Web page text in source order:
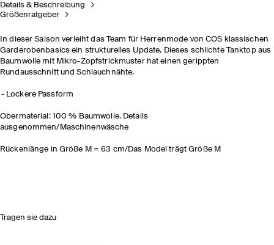
Details & Beschreibung
Größenratgeber
In dieser Saison verleiht das Team für Herrenmode von COS klassischen
Garderobenbasics ein strukturelles Update. Dieses schlichte Tanktop aus
Baumwolle mit Mikro-Zopfstrickmuster hat einen gerippten
Rundausschnitt und Schlauchnähte.
Lockere Passform
Obermaterial: 100 % Baumwolle. Details
ausgenommen/Maschinenwäsche
Rückenlänge in Größe M = 63 cm/Das Model trägt Größe M
Tragen sie dazu